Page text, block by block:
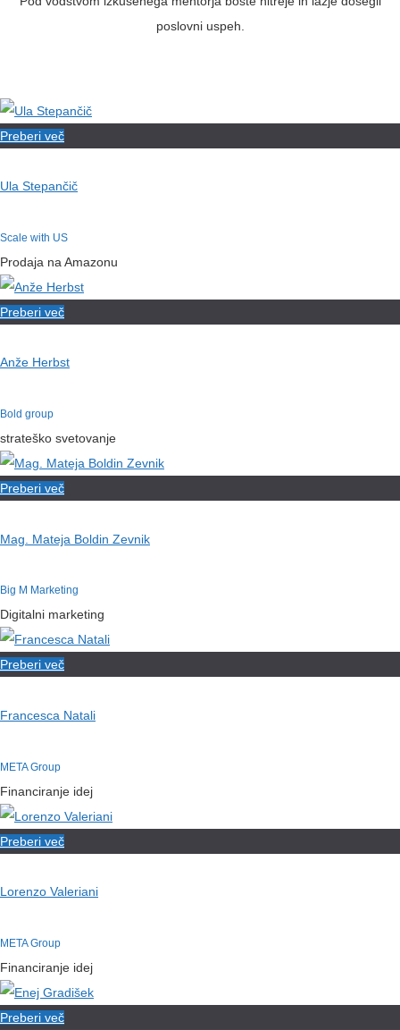
poslovni uspeh.
Preberi več
Ula Stepančič
Scale with US
Prodaja na Amazonu
Preberi več
Anže Herbst
Bold group
strateško svetovanje
Preberi več
Mag. Mateja Boldin Zevnik
Big M Marketing
Digitalni marketing
Preberi več
Francesca Natali
META Group
Financiranje idej
Preberi več
Lorenzo Valeriani
META Group
Financiranje idej
Preberi več